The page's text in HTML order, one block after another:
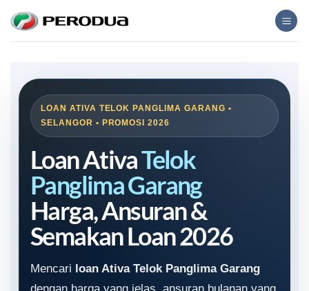
content
LOAN ATIVA TELOK PANGLIMA GARANG •
SELANGOR • PROMOSI 2026
Loan AtivaTelok
Panglima Garang
Harga, Ansuran &
Semakan Loan 2026
Mencari loan Ativa Telok Panglima Garang